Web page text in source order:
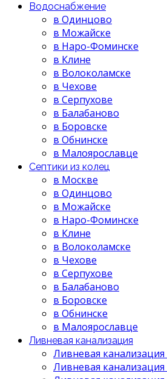
Водоснабжение
в Одинцово
в Можайске
в Наро-Фоминске
в Клине
в Волоколамске
в Чехове
в Серпухове
в Балабаново
в Боровске
в Обнинске
в Малоярославце
Септики из колец
в Москве
в Одинцово
в Можайске
в Наро-Фоминске
в Клине
в Волоколамске
в Чехове
в Серпухове
в Балабаново
в Боровске
в Обнинске
в Малоярославце
Ливневая канализация
Ливневая
Ливневая